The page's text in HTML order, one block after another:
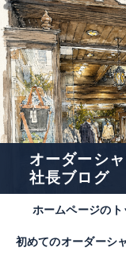
オーダーシ
社長ブログ
ホームページのト